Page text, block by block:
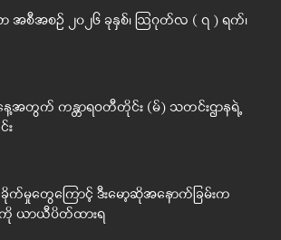
ာ အစီအစဉ် ၂၀၂၆ ခုနှစ်၊ ဩဂုတ်လ ( ၇ ) ရက်၊
တွက် ကန္တာရဝတီတိုင်း (မ်) သတင်းဌာနရဲ့
း
တွေကြောင့် ဒီးမော့ဆိုအနောက်ခြမ်းက
ကို ယာယီပိတ်ထားရ